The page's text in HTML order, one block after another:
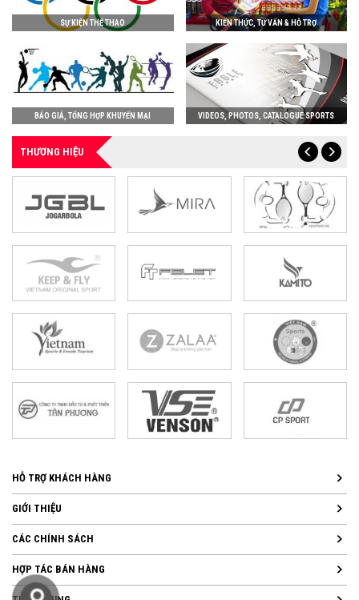
SỰ KIỆN THỂ THAO KIẾN THỨC, TƯ VẤN & HỖ TRỢ
BÁO GIÁ, TỔNG HỢP KHUYẾN MẠI VIDEOS, PHOTOS, CATALOGUE SPORTS
THƯƠNG HIỆU
HỖ TRỢ KHÁCH HÀNG
GIỚI THIỆU
CÁC CHÍNH SÁCH
HỢP TÁC BÁN HÀNG